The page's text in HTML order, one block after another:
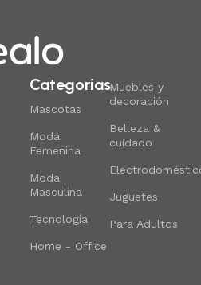
Categorias
Mascotas
Moda
Femenina
Moda
Masculina
Tecnología
Home - Office
Muebles y
decoración
Belleza &
cuidado
Juguetes
Para Adultos